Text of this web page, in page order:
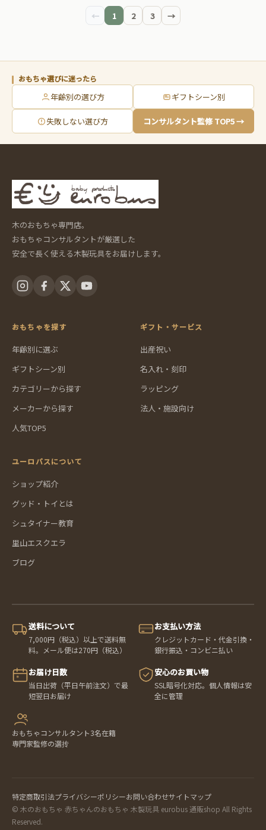
← 1 2 3 →
おもちゃ選びに迷ったら
年齢別の選び方 ギフトシーン別
失敗しない選び方 コンサルタント監修 TOP5 →
木のおもちゃ専門店。
おもちゃコンサルタントが厳選した
安全で長く使える木製玩具をお届けします。
おもちゃを探す
年齢別に選ぶ
ギフトシーン別
カテゴリーから探す
メーカーから探す
人気TOP5
ギフト・サービス
出産祝い
名入れ・刻印
ラッピング
法人・施設向け
ユーロバスについて
ショップ紹介
グッド・トイとは
シュタイナー教育
里山エスクエラ
ブログ
送料について
7,000円（税込）以上で送料無
料。メール便は270円（税込）
お支払い方法
クレジットカード・代金引換・
銀行振込・コンビニ払い
お届け日数
当日出荷（平日午前注文）で最
短翌日お届け
安心のお買い物
SSL暗号化対応。個人情報は安
全に管理
おもちゃコンサルタント3名在籍
専門家監修の選抟
特定商取引法プライバシーポリシーお問い合わせサイトマップ
© 木のおもちゃ 赤ちゃんのおもちゃ 木製玩具 eurobus 通販shop All Rights
Reserved.